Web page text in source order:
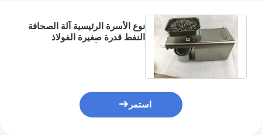
نوع الأسرة الرئيسية آلة الصحافة
النفط قدرة صغيرة الفولاذ
استمر